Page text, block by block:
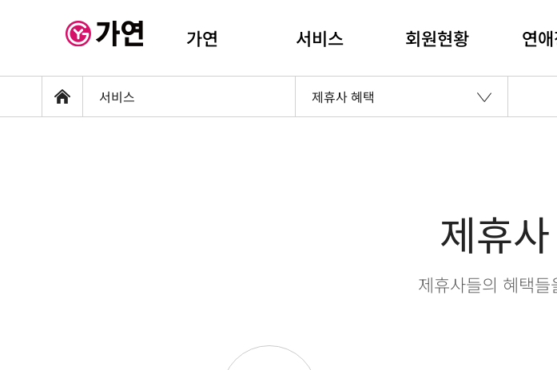
가연 서비스 회원현황 연
홈 서비스 제휴사 혜택
제휴
제휴사들의 혜택